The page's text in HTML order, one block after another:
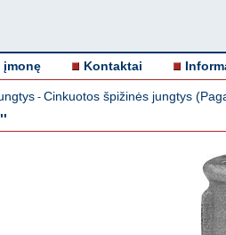
įmonę Kontaktai
- Cinkuotos špižinės jungtys